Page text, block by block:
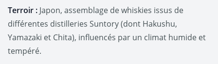
Terroir : Japon, assemblage de whiskies issus de
différentes distilleries Suntory (dont Hakushu,
Yamazaki et Chita), influencés par un climat humide et
tempéré.